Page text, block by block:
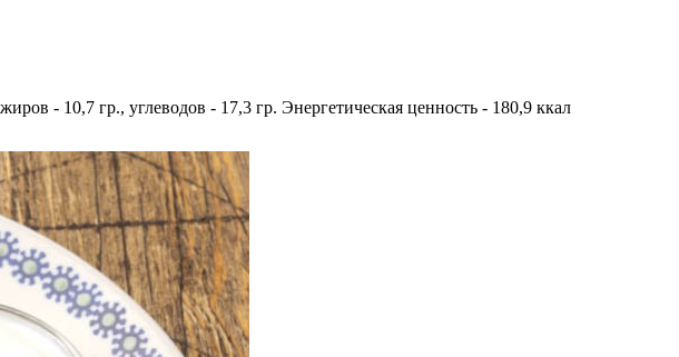
- 10,7 гр., углеводов - 17,3 гр. Энергетическая ценность - 180,9 ккал